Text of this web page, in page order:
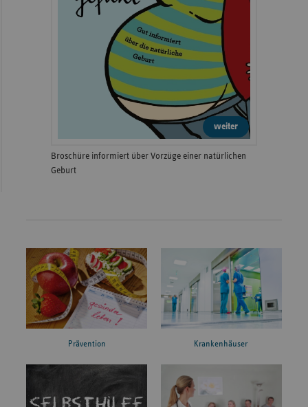
weiter
Broschüre informiert über Vorzüge einer natürlichen
Geburt
Prävention Krankenhäuser